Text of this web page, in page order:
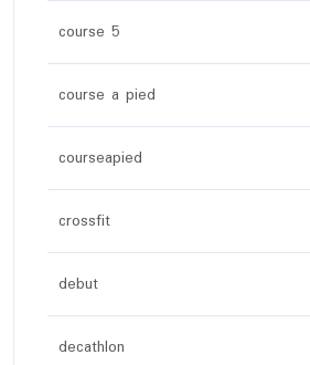
course 5
course a pied
courseapied
crossfit
debut
decathlon